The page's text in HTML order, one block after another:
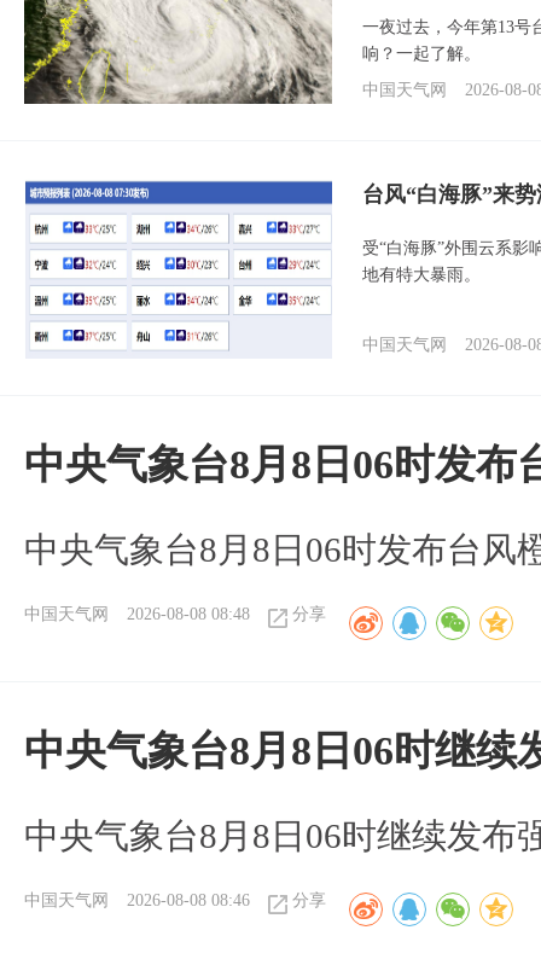
一夜过去，今年第13号
响？一起了解。
中国天气网
2026-08-
台风“白海豚”来
受“白海豚”外围云系影
地有特大暴雨。
中国天气网 2026-08-
中央气象台8月8日06时发布
中央气象台8月8日06时发布台风
中国天气网 2026-08-08 08:48 分享
中央气象台8月8日06时继
中央气象台8月8日06时继续发布
中国天气网 2026-08-08 08:46 分享